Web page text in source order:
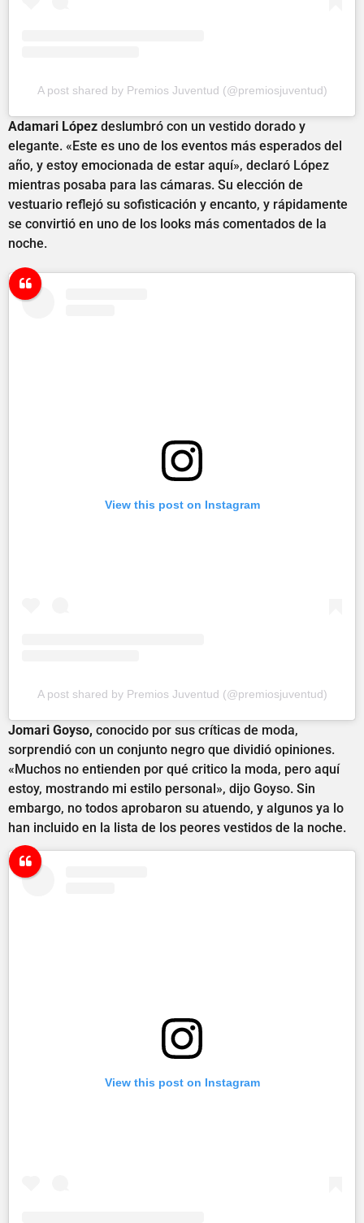
A post shared by Premios Juventud (@premiosjuventud)
Adamari López deslumbró con un vestido dorado y
elegante. «Este es uno de los eventos más esperados del
año, y estoy emocionada de estar aquí», declaró López
mientras posaba para las cámaras. Su elección de
vestuario reflejó su sofisticación y encanto, y rápidamente
se convirtió en uno de los looks más comentados de la
noche.
View this post on Instagram
A post shared by Premios Juventud (@premiosjuventud)
Jomari Goyso, conocido por sus críticas de moda,
sorprendió con un conjunto negro que dividió opiniones.
«Muchos no entienden por qué critico la moda, pero aquí
estoy, mostrando mi estilo personal», dijo Goyso. Sin
embargo, no todos aprobaron su atuendo, y algunos ya lo
han incluido en la lista de los peores vestidos de la noche.
View this post on Instagram